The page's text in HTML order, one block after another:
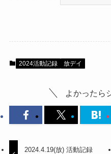
2024活動記録 放デイ
よかったら
2024.4.19(放) 活動記録